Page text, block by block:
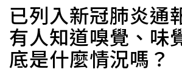
已列入新冠肺炎通
有人知道嗅覺、味
底是什麼情況嗎？